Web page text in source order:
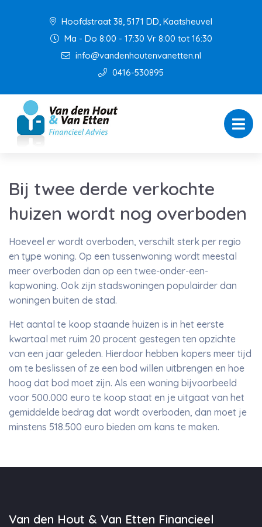
Hoofdstraat 38, 5171 DD, Kaatsheuvel
Ma - Do 8:00 - 17:30 Vr 8:00 tot 16:30
info@vandenhoutenvanetten.nl
0416-530895
Bij twee derde verkochte
huizen wordt nog overboden
Hoeveel er wordt overboden, verschilt sterk per regio
en type woning. Op een tussenwoning wordt meestal
meer overboden dan op een twee-onder-een-
kapwoning. Ook zijn stadswoningen populairder dan
woningen buiten de stad.
Het aantal te koop staande huizen is in het eerste
kwartaal met ruim 20 procent gestegen ten opzichte
van een jaar geleden. Hierdoor hebben kopers meer tijd
om te beslissen of ze een bod willen uitbrengen en hoe
hoog dat bod moet zijn. Als een woning bijvoorbeeld
voor 500.000 euro te koop staat en je uitgaat van het
gemiddelde bedrag dat wordt overboden, dan moet je
minstens 518.500 euro bieden om kans te maken.
Van den Hout & Van Etten Financieel